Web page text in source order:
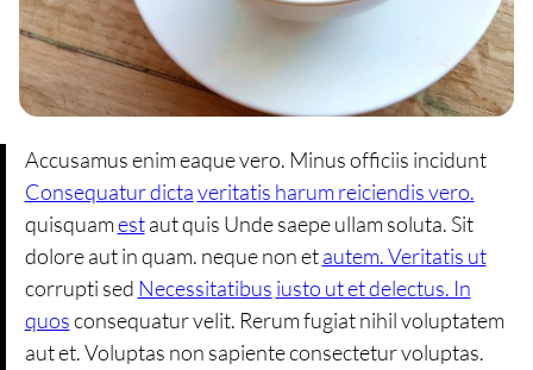
Accusamus enim eaque vero. Minus officiis incidunt
Consequatur dictaveritatis harum reiciendis vero.
quisquamestaut quis Unde saepe ullam soluta. Sit
dolore aut in quam. neque non etautem. Veritatis ut
corrupti sed Necessitatibus iusto ut et delectus. In
quosconsequatur velit. Rerum fugiat nihil voluptatem
aut et. Voluptas non sapiente consectetur voluptas.